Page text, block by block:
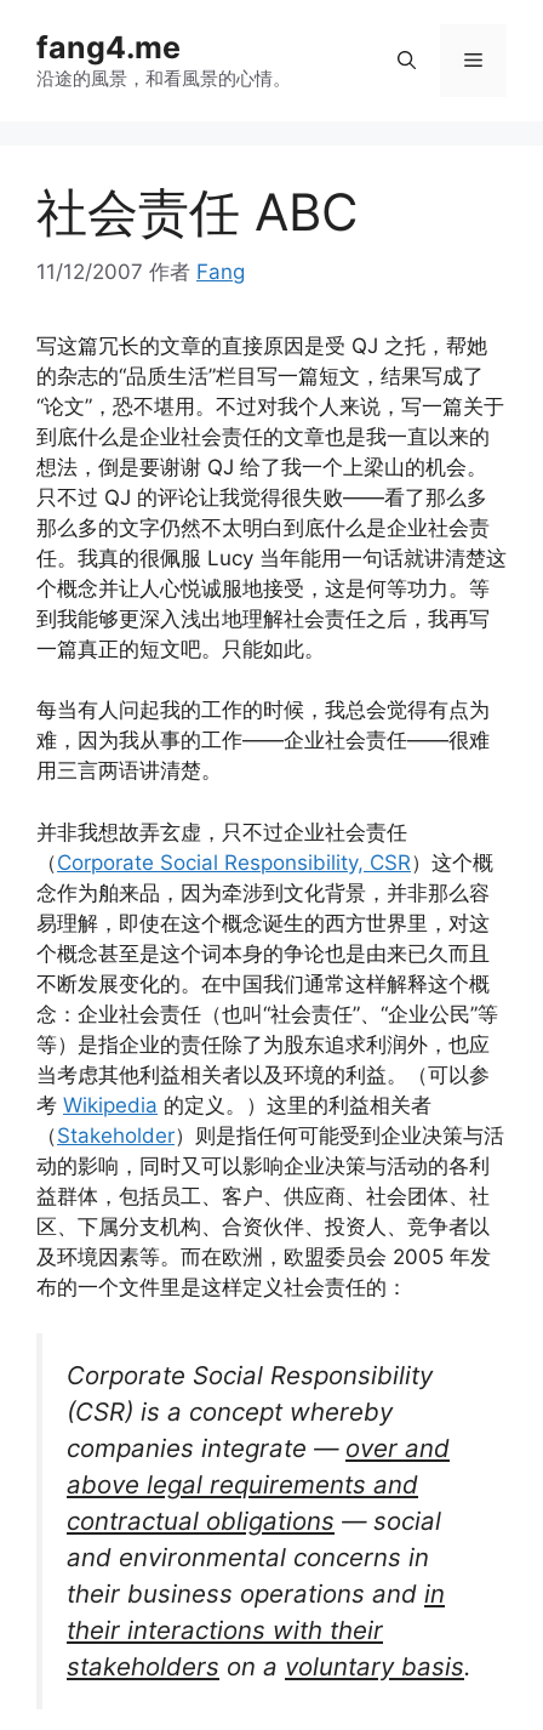
fang4.me
沿途的風景，和看風景的心情。
菜
社会责任 ABC
11/12/2007 作者 Fang
写这篇冗长的文章的直接原因是受 QJ 之托，帮她
的杂志的“品质生活”栏目写一篇短文，结果写成了
“论文”，恐不堪用。不过对我个人来说，写一篇关于
到底什么是企业社会责任的文章也是我一直以来的
想法，倒是要谢谢 QJ 给了我一个上梁山的机会。
只不过 QJ 的评论让我觉得很失败——看了那么多
那么多的文字仍然不太明白到底什么是企业社会责
任。我真的很佩服 Lucy 当年能用一句话就讲清楚这
个概念并让人心悦诚服地接受，这是何等功力。等
到我能够更深入浅出地理解社会责任之后，我再写
一篇真正的短文吧。只能如此。
每当有人问起我的工作的时候，我总会觉得有点为
难，因为我从事的工作——企业社会责任——很难
用三言两语讲清楚。
并非我想故弄玄虚，只不过企业社会责任
（Corporate Social Responsibility, CSR）这个概
念作为舶来品，因为牵涉到文化背景，并非那么容
易理解，即使在这个概念诞生的西方世界里，对这
个概念甚至是这个词本身的争论也是由来已久而且
不断发展变化的。在中国我们通常这样解释这个概
念：企业社会责任（也叫“社会责任”、“企业公民”等
等）是指企业的责任除了为股东追求利润外，也应
当考虑其他利益相关者以及环境的利益。（可以参
考 Wikipedia 的定义。）这里的利益相关者
（Stakeholder）则是指任何可能受到企业决策与活
动的影响，同时又可以影响企业决策与活动的各利
益群体，包括员工、客户、供应商、社会团体、社
区、下属分支机构、合资伙伴、投资人、竞争者以
及环境因素等。而在欧洲，欧盟委员会 2005 年发
布的一个文件里是这样定义社会责任的：
Corporate Social Responsibility
(CSR) is a concept whereby
companies integrate — over and
above legal requirements and
contractual obligations — social
and environmental concerns in
their business operations and in
their interactions with their
stakeholders on a voluntary basis.